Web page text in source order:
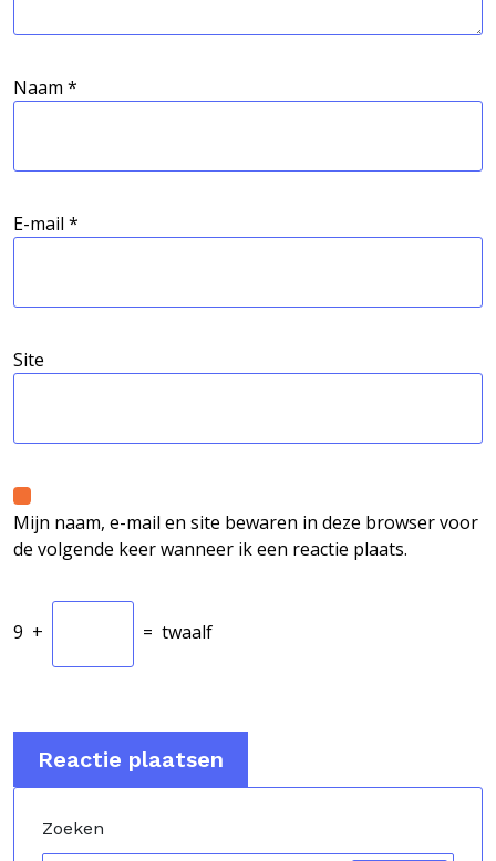
Naam *
E-mail *
Site
Mijn naam, e-mail en site bewaren in deze browser voor
de volgende keer wanneer ik een reactie plaats.
9 + = twaalf
Zoeken